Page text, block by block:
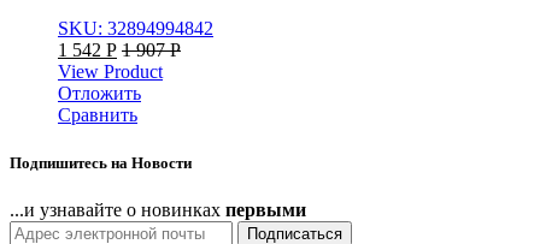
SKU: 32894994842
1 542 Р 1 907Р
View Product
Отложить
Сравнить
Подпишитесь на Новости
...и узнавайте о новинках первыми
Подписаться